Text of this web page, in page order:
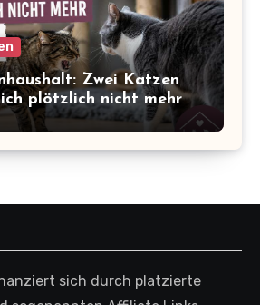
Zwei Katzen
plötzlich nicht mehr
sich durch platzierte